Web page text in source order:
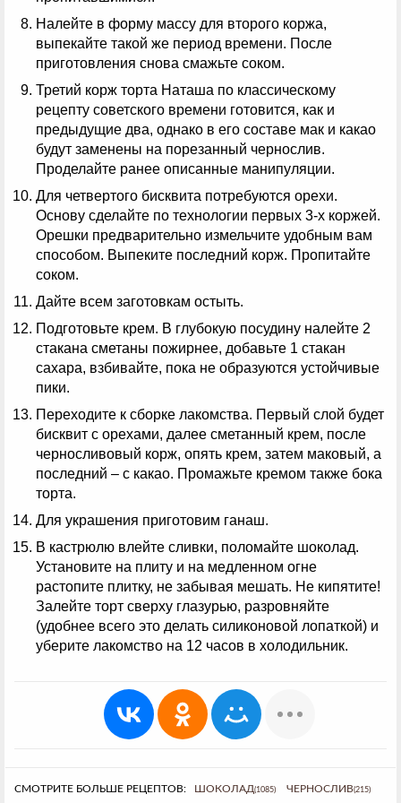
Налейте в форму массу для второго коржа,
выпекайте такой же период времени. После
приготовления снова смажьте соком.
Третий корж торта Наташа по классическому
рецепту советского времени готовится, как и
предыдущие два, однако в его составе мак и какао
будут заменены на порезанный чернослив.
Проделайте ранее описанные манипуляции.
Для четвертого бисквита потребуются орехи.
Основу сделайте по технологии первых 3-х коржей.
Орешки предварительно измельчите удобным вам
способом. Выпеките последний корж. Пропитайте
соком.
Дайте всем заготовкам остыть.
Подготовьте крем. В глубокую посудину налейте 2
стакана сметаны пожирнее, добавьте 1 стакан
сахара, взбивайте, пока не образуются устойчивые
пики.
Переходите к сборке лакомства. Первый слой будет
бисквит с орехами, далее сметанный крем, после
черносливовый корж, опять крем, затем маковый, а
последний – с какао. Промажьте кремом также бока
торта.
Для украшения приготовим ганаш.
В кастрюлю влейте сливки, поломайте шоколад.
Установите на плиту и на медленном огне
растопите плитку, не забывая мешать. Не кипятите!
Залейте торт сверху глазурью, разровняйте
(удобнее всего это делать силиконовой лопаткой) и
уберите лакомство на 12 часов в холодильник.
СМОТРИТЕ БОЛЬШЕ РЕЦЕПТОВ: ШОКОЛАД(1085) ЧЕРНОСЛИВ(215)